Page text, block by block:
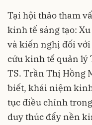
Tại hội thảo tham
kinh tế sáng tạo:
và kiến nghị đối với
cứu kinh tế quản lý
TS. Trần Thị Hồng
biết, khái niệm
tục điều chỉnh
duy thúc đẩy nền